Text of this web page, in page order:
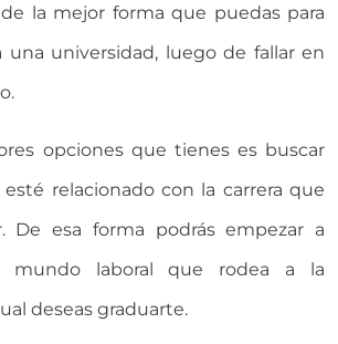
la mejor forma que puedas para
una universidad, luego de fallar en
opciones que tienes es buscar
relacionado con la carrera que
De esa forma podrás empezar a
mundo laboral que rodea a la
deseas graduarte.